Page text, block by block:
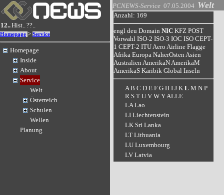
12..Hist..??..
Homepage > Service
Homepage
Inside
About
Service
Welt
Österreich
Schulen
Wellen
Planung
PCNEWS-Service 07.05.2004 Welt
Anzahl: 169
engl deu Domain NIC KFZ POST
Vorwahl ISO-2 ISO-3 IOC ISO CEPT-
1 CEPT-2 ITUAero Airline Flagge
Afrika Europa NaherOsten Asien
Australien AmerikaNAmerikaM
AmerikaS Karibik Global Inseln
A B C D E F G H I J K L M N P
R S T U V W Y ALLE
LA Lao
LI Liechtenstein
LK Sri Lanka
LT Lithuania
LU Luxembourg
LV Latvia